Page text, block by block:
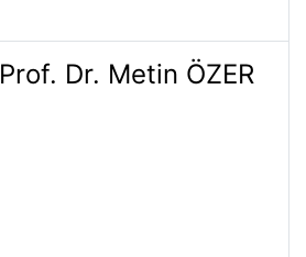
Prof. Dr. Metin ÖZER